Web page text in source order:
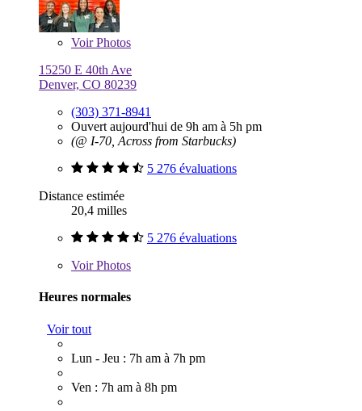
VoirPhotos
15250 E 40th Ave
Denver, CO 80239
(303) 371-8941
Ouvert aujourd'hui de 9h am à 5h pm
(@ I-70, Across from Starbucks)
5 276 évaluations
Distance estimée
20,4 milles
5 276 évaluations
VoirPhotos
Heures normales
Voir tout
Lun - Jeu : 7h am à 7h pm
Ven : 7h am à 8h pm